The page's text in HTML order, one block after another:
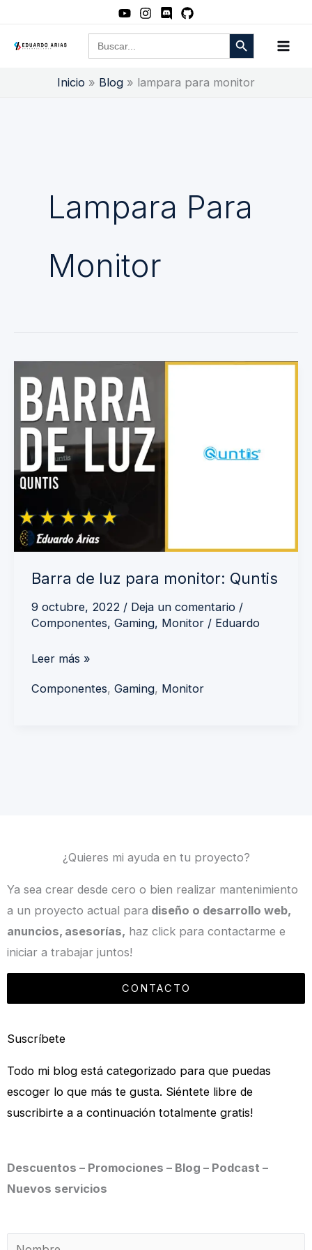
contenido
Buscar: Botón de búsqueda
Inicio Blog lampara para monitor
Lampara Para
Monitor
Barra de luz para monitor: Quntis
9 octubre, 2022 / Deja un comentario /
Componentes, Gaming, Monitor/ Eduardo
de
luz
para
monitor:
Quntis
Leer más »
Componentes, Gaming, Monitor
¿Quieres mi ayuda en tu proyecto?
Ya sea crear desde cero o bien realizar mantenimiento
a un proyecto actual para diseño o desarrollo web,
anuncios, asesorías, haz click para contactarme e
iniciar a trabajar juntos!
CONTACTO
Suscríbete
Todo mi blog está categorizado para que puedas
escoger lo que más te gusta. Siéntete libre de
suscribirte a a continuación totalmente gratis!
Descuentos – Promociones – Blog – Podcast –
Nuevos servicios